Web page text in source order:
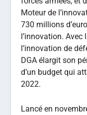
Moteur de
730 millions
l’innovation. Avec
l’innovation de
DGA élargit son
d’un budget qui
2022.
Lancé en